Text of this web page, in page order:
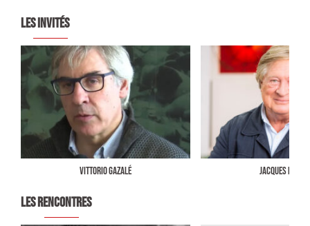
LES INVITÉS
Vittorio Gazalé Jacques
LES RENCONTRES